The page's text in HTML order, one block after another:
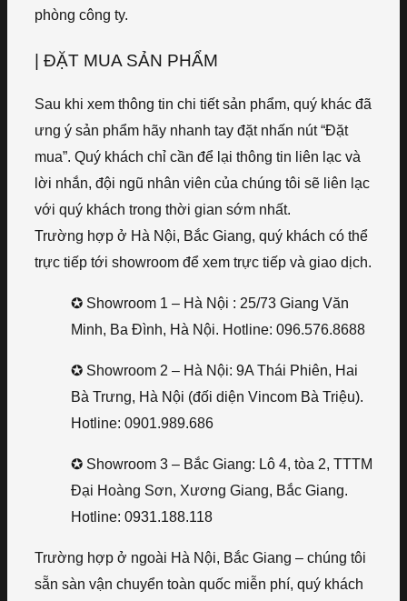
phòng công ty.
| ĐẶT MUA SẢN PHẨM
Sau khi xem thông tin chi tiết sản phẩm, quý khác đã
ưng ý sản phẩm hãy nhanh tay đặt nhấn nút “Đặt
mua”. Quý khách chỉ cần để lại thông tin liên lạc và
lời nhắn, đội ngũ nhân viên của chúng tôi sẽ liên lạc
với quý khách trong thời gian sớm nhất.
Trường hợp ở Hà Nội, Bắc Giang, quý khách có thể
trực tiếp tới showroom để xem trực tiếp và giao dịch.
✪ Showroom 1 – Hà Nội : 25/73 Giang Văn
Minh, Ba Đình, Hà Nội. Hotline: 096.576.8688
✪ Showroom 2 – Hà Nội: 9A Thái Phiên, Hai
Bà Trưng, Hà Nội (đối diện Vincom Bà Triệu).
Hotline: 0901.989.686
✪ Showroom 3 – Bắc Giang: Lô 4, tòa 2, TTTM
Đại Hoàng Sơn, Xương Giang, Bắc Giang.
Hotline: 0931.188.118
Trường hợp ở ngoài Hà Nội, Bắc Giang – chúng tôi
sẵn sàn vận chuyển toàn quốc miễn phí, quý khách